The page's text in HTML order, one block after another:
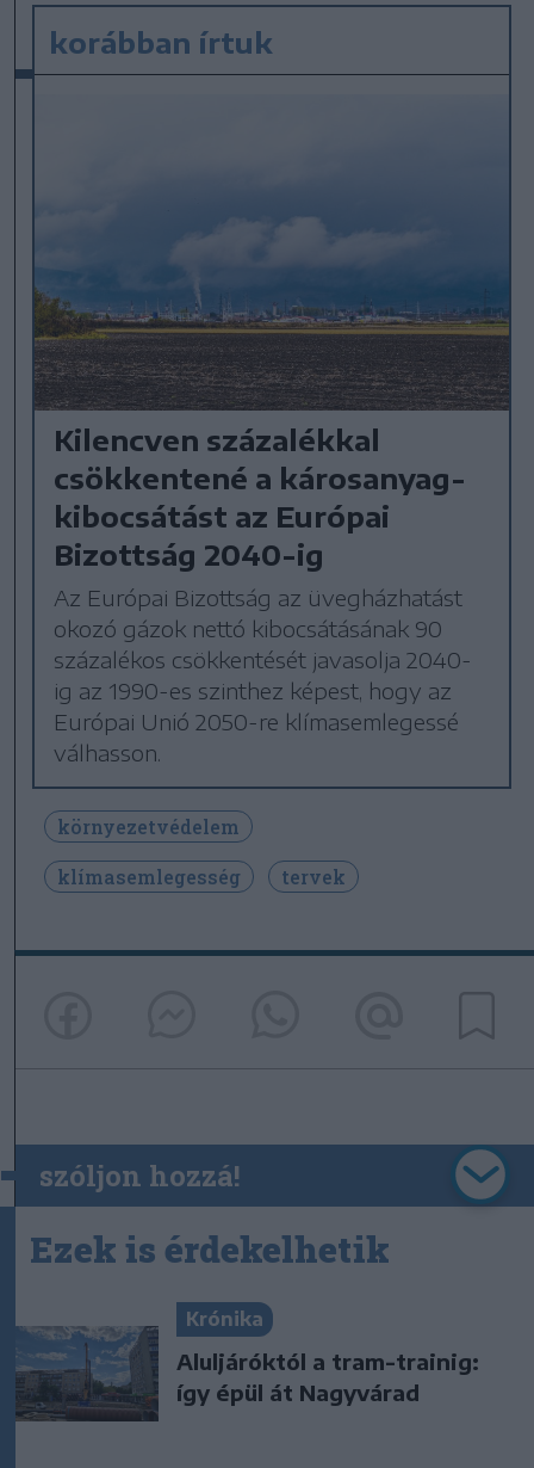
korábban írtuk
Kilencven százalékkal
csökkentené a károsanyag-
kibocsátást az Európai
Bizottság 2040-ig
Az Európai Bizottság az üvegházhatást
okozó gázok nettó kibocsátásának 90
százalékos csökkentését javasolja 2040-
ig az 1990-es szinthez képest, hogy az
Európai Unió 2050-re klímasemlegessé
válhasson.
környezetvédelem
klímasemlegesség
tervek
szóljon hozzá!
Ezek is érdekelhetik
Krónika
Aluljáróktól a tram-trainig:
így épül át Nagyvárad